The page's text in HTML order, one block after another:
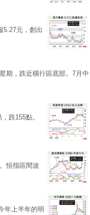
5.27元，創出
期，跌近橫行區底部。7月中
跌155點。
恒指區間波
年上半年的明